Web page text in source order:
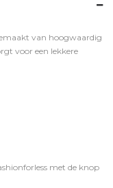
van hoogwaardig
voor een lekkere
met de knop